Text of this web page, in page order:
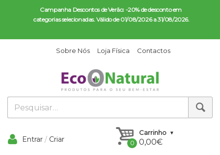
Sobre Nós Loja Física Contactos
Entrar / Criar
Carrinho
0,00€
Campanha Descontos de Verão: -20% de desconto em
categorias selecionadas. Válido de 01/08/2026 a 31/08/2026.